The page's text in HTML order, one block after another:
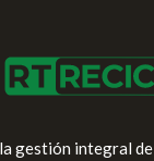
gestión integral